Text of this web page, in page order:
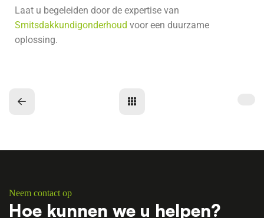
Laat u begeleiden door de expertise van
Smitsdakkundigonderhoud voor een duurzame
oplossing.
Neem contact op
Hoe kunnen we u helpen?